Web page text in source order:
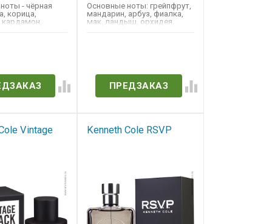
- чёрная
корица,
Основные ноты: грейпфрут,
мандарин, арбуз, фиалка,
мак, ландыш, орхидея,
ПРЕДЗАКАЗ
Vintage Kenneth Cole​ RSVP